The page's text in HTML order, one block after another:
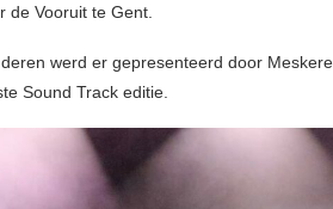
de Vooruit te Gent.
werd er gepresenteerd door
Sound Track editie.